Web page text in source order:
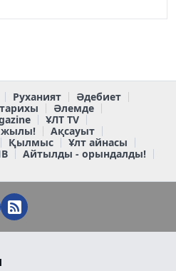
Руханият
Әдебиет
Әлемде
ҰЛТ TV
жылы!
Ақсауыт
Қылмыс
Ұлт айнасы
Айтылды - орындалды!